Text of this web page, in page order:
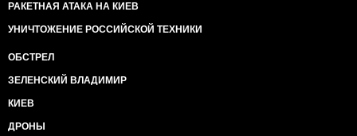
РАКЕТНАЯ АТАКА НА КИЕВ
УНИЧТОЖЕНИЕ РОССИЙСКОЙ ТЕХНИКИ
ОБСТРЕЛ
ЗЕЛЕНСКИЙ ВЛАДИМИР
КИЕВ
ДРОНЫ